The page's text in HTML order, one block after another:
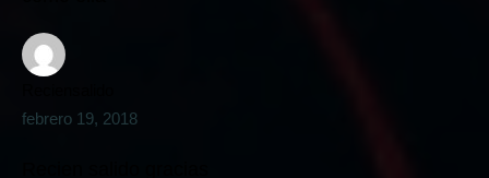
febrero 19, 2018